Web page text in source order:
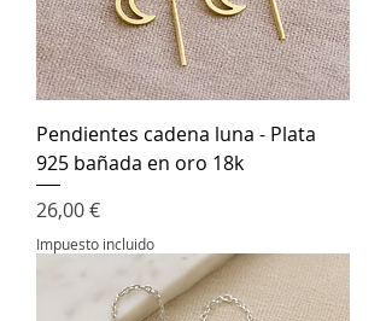
Pendientes cadena luna - Plata
925 bañada en oro 18k
Precio
26,00 €
Impuesto incluido